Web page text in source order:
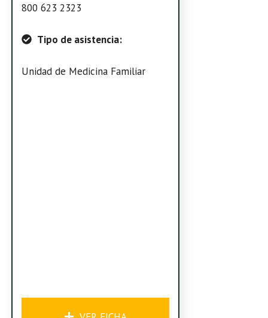
800 623 2323
Tipo de asistencia:
Unidad de Medicina Familiar